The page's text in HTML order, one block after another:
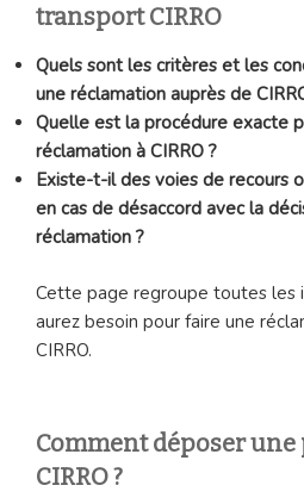
transport CIRRO
Quels sont les critères et les
une réclamation auprès de
Quelle est la procédure exacte
réclamation à CIRRO ?
Existe-t-il des voies de recours
en cas de désaccord avec la
réclamation ?
Cette page regroupe toutes les
aurez besoin pour faire une
CIRRO.
Comment déposer
CIRRO ?